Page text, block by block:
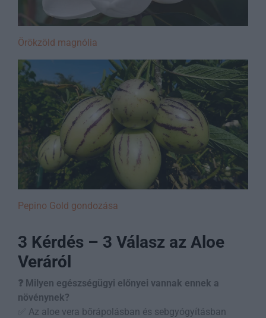
Örökzöld magnólia
Pepino Gold gondozása
3 Kérdés – 3 Válasz az Aloe
Veráról
❓ Milyen egészségügyi előnyei vannak ennek a
növénynek?
✅ Az aloe vera bőrápolásban és sebgyógyításban